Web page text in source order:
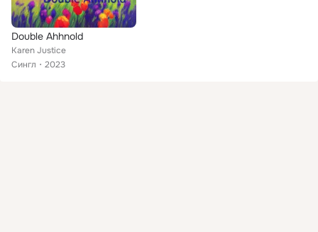
Double Ahhnold
Karen Justice
Сингл
2023